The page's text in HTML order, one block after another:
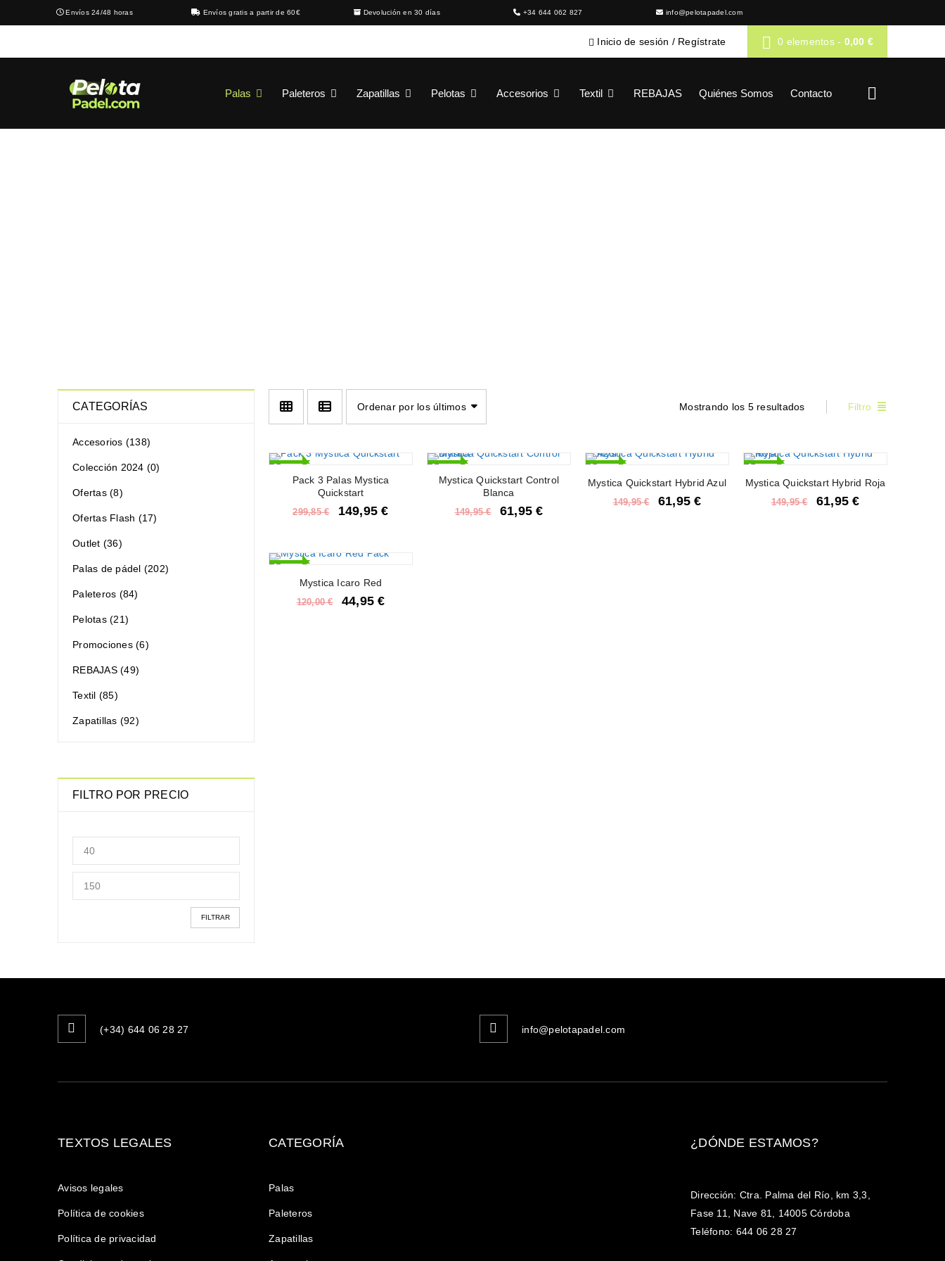
Envíos 24/48 horas Envíos gratis a partir de 60€ Devolución en 30 días +34 644 062 827 info@pelotapadel.com
0 elementos - 0,00 €
Inicio de sesión / Regístrate
Palas Paleteros Zapatillas Pelotas Accesorios Textil REBAJAS Quiénes Somos Contacto
CATEGORÍAS
Accesorios (138)
Colección 2024 (0)
Ofertas (8)
Ofertas Flash (17)
Outlet (36)
Palas de pádel (202)
Paleteros (84)
Pelotas (21)
Promociones (6)
REBAJAS (49)
Textil (85)
Zapatillas (92)
FILTRO POR PRECIO
FILTRAR
Filtro
Mostrando los 5 resultados
Ordenar por los últimos
Pack 3 Palas Mystica
Quickstart
299,85€ 149,95€
Mystica Quickstart Control
Blanca
149,95€ 61,95€
Mystica Quickstart Hybrid Azul
149,95€ 61,95€
Mystica Quickstart Hybrid Roja
149,95€ 61,95€
Mystica Icaro Red
120,00€ 44,95€
(+34) 644 06 28 27 info@pelotapadel.com
TEXTOS LEGALES
Avisos legales
Política de cookies
Política de privacidad
CATEGORÍA
Palas
Paleteros
Zapatillas
¿DÓNDE ESTAMOS?
Dirección: Ctra. Palma del Río, km 3,3,
Fase 11, Nave 81, 14005 Córdoba
Teléfono: 644 06 28 27